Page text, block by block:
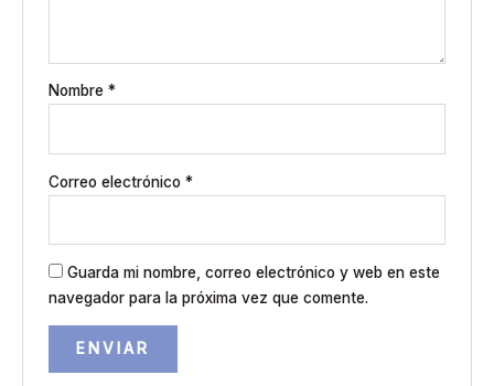
Nombre *
Correo electrónico *
Guarda mi nombre, correo electrónico y web en este
navegador para la próxima vez que comente.